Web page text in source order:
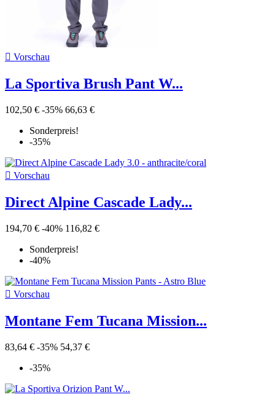
 Vorschau
La Sportiva Brush Pant W...
102,50 € -35% 66,63 €
Sonderpreis!
-35%
 Vorschau
Direct Alpine Cascade Lady...
194,70 € -40% 116,82 €
Sonderpreis!
-40%
 Vorschau
Montane Fem Tucana Mission...
83,64 € -35% 54,37 €
-35%